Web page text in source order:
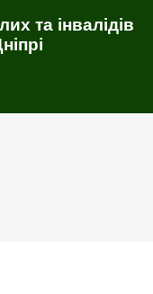
та інвалідів